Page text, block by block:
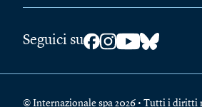
Seguici su
© Internazionale spa 2026 • Tutti i diritti